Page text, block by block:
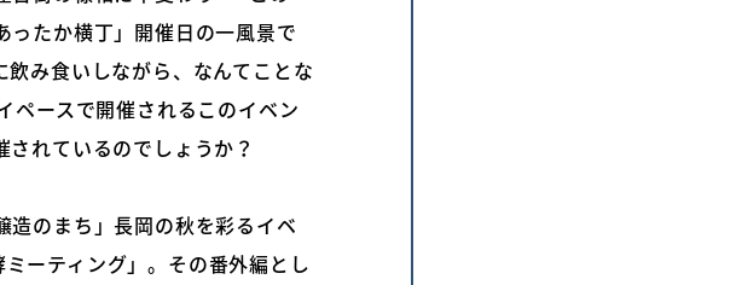
たか横丁」開催日の一風景で
み食いしながら、なんてことな
ペースで開催されるこのイベン
れているのでしょうか？
造のまち」長岡の秋を彩るイベ
ーティング」。その番外編とし